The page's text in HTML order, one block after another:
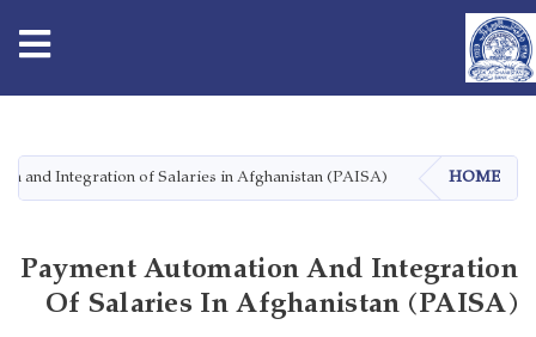
main
content
HOME
and Integration of Salaries in Afghanistan (PAISA)
Payment Automation And Integration
Of Salaries In Afghanistan (PAISA)